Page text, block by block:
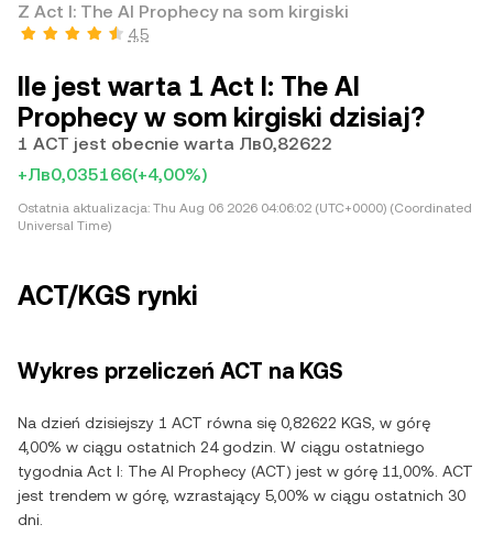
Z Act I: The AI Prophecy na som kirgiski
4,5
Ile jest warta 1 Act I: The AI
Prophecy w som kirgiski dzisiaj?
1 ACT jest obecnie warta Лв0,82622
+Лв0,035166(+4,00%)
Ostatnia aktualizacja: Thu Aug 06 2026 04:06:02 (UTC+0000) (Coordinated
Universal Time)
ACT/KGS rynki
Wykres przeliczeń ACT na KGS
Na dzień dzisiejszy 1 ACT równa się 0,82622 KGS, w górę
4,00% w ciągu ostatnich 24 godzin. W ciągu ostatniego
tygodnia Act I: The AI Prophecy (ACT) jest w górę 11,00%. ACT
jest trendem w górę, wzrastający 5,00% w ciągu ostatnich 30
dni.